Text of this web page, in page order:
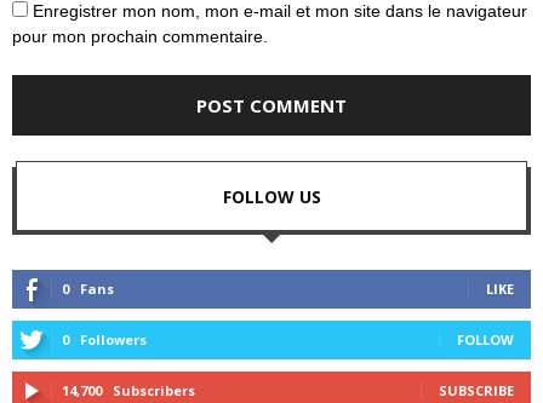
Enregistrer mon nom, mon e-mail et mon site dans le navigateur
pour mon prochain commentaire.
FOLLOW US
0 Fans LIKE
0 Followers FOLLOW
14,700 Subscribers SUBSCRIBE